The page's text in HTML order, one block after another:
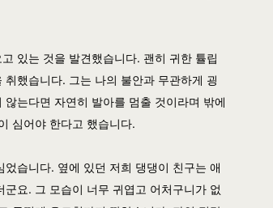
있는 것을 발견했습니다. 괜히 귀한 튤립
했습니다. 그는 나의 불안과 무관하게 굉
는다면 자연히 발아를 멈출 것이라며 밖에
심어야 한다고 했습니다.
습니다. 옆에 있던 저희 댕댕이 친구는 애
요. 그 모습이 너무 귀엽고 어처구니가 없